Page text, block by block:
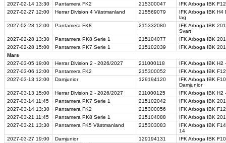
2027-02-14 13:30 Pantamera FK2 215300047
IFK Arboga IBK
2027-02-27 12:00 Herrar Division 4 Västmanland 215569079
IFK Arboga IBK H4
lag
2027-02-28 12:00 Pantamera FK8 215332080
IFK Arboga IBK
Svart
2027-02-28 13:30 Pantamera PK8 Serie 1 215104077
IFK Arboga IBK
2027-02-28 15:00 Pantamera PK7 Serie 1 215102039
IFK Arboga IBK
Mars
2027-03-05 19:00 Herrar Division 2 - 2026/2027 211000118
IFK Arboga IBK H2
2027-03-06 12:00 Pantamera FK2 215300052
IFK Arboga IBK
2027-03-13 12:00 Damjunior 129194120
IFK Arboga IBK
Damjunior
2027-03-13 15:00 Herrar Division 2 - 2026/2027 211000125
IFK Arboga IBK H2
2027-03-14 11:45 Pantamera PK7 Serie 1 215102042
IFK Arboga IBK
2027-03-14 13:30 Pantamera FK2 215300056
IFK Arboga IBK
2027-03-21 11:45 Pantamera PK8 Serie 1 215104088
IFK Arboga IBK
2027-03-21 13:30 Pantamera FK5 Västmanland 215303083
IFK Arboga IBK
14
2027-03-27 19:00 Damjunior 129194131
IFK Arboga IBK